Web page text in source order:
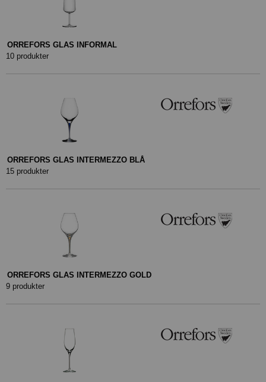
ORREFORS GLAS INFORMAL
10 produkter
ORREFORS GLAS INTERMEZZO BLÅ
15 produkter
ORREFORS GLAS INTERMEZZO GOLD
9 produkter